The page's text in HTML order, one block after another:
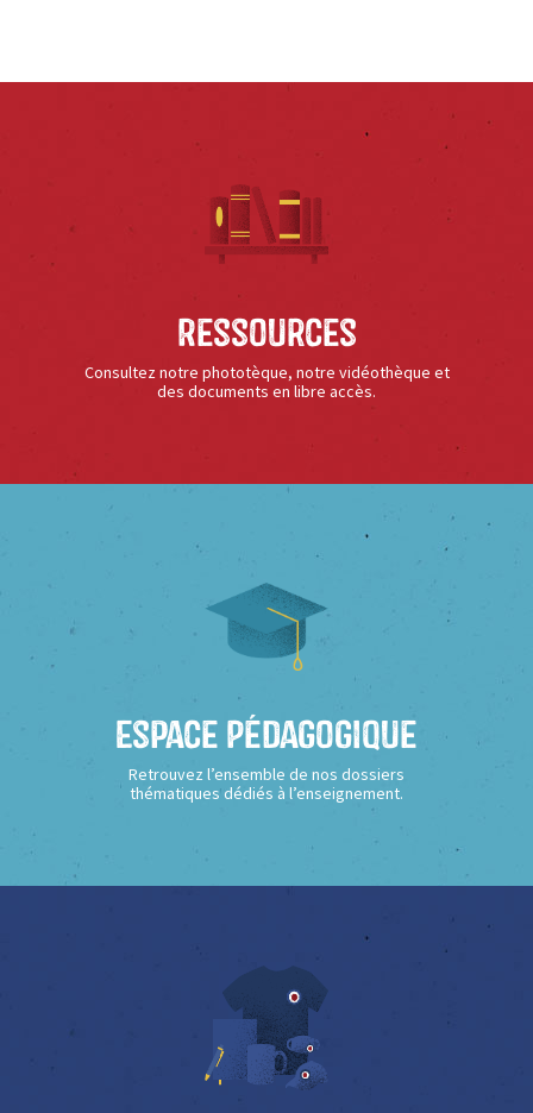
Ressources
Consultez notre phototèque, notre vidéothèque et
des documents en libre accès.
Espace Pédagogique
Retrouvez l’ensemble de nos dossiers
thématiques dédiés à l’enseignement.